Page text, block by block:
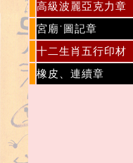
高級波麗亞克力章
宮廟˙圖記章
十二生肖五行印材
橡皮、連續章